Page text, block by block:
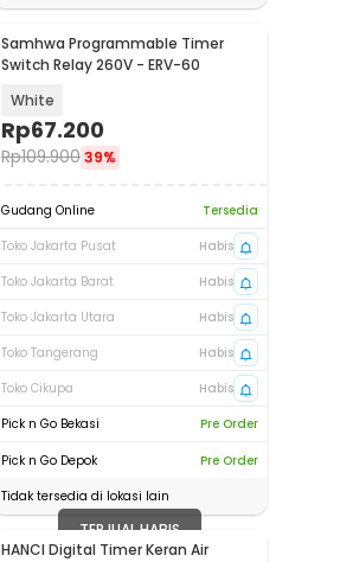
Samhwa Programmable Timer
Switch Relay 260V - ERV-60
White
Rp67.200
Rp109.90039%
Gudang Online
Tersedia
Toko Jakarta Pusat
Habis
Toko Jakarta Barat
Habis
Toko Jakarta Utara
Habis
Toko Tangerang
Habis
Toko Cikupa
Habis
Pick n Go Bekasi
Pre Order
Pick n Go Depok
Pre Order
Tidak tersedia di lokasi lain
TERJUAL HABIS
HANCI Digital Timer Keran Air